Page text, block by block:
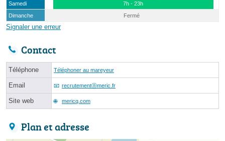
Samedi
7h - 23h
Dimanche
Fermé
Signaler une erreur
Contact
Téléphone Téléphoner au mareyeur
Email recrutementⓐmeric.fr
Site web mericq.com
Plan et adresse